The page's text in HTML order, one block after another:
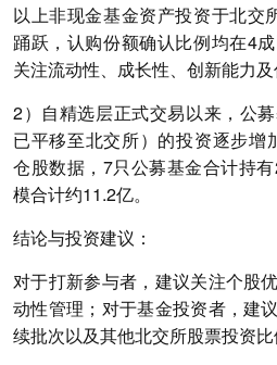
以上非现金基金资产投资于北交
踊跃，认购份额确认比例均在4
关注流动性、成长性、创新能力及
2）自精选层正式交易以来，公
已平移至北交所）的投资逐步增
仓股数据，7只公募基金合计持
模合计约11.2亿。
结论与投资建议：
对于打新参与者，建议关注个股
动性管理；对于基金投资者，建
续批次以及其他北交所股票投资比